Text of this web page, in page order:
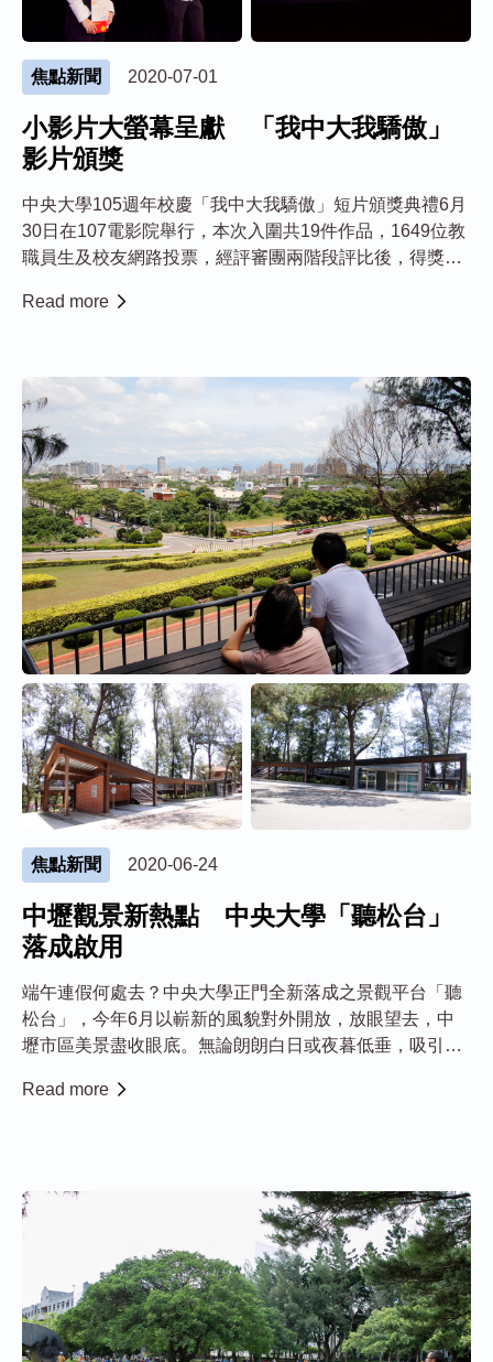
焦點新聞 2020-07-01
小影片大螢幕呈獻 「我中大我驕傲」
影片頒獎
中央大學105週年校慶「我中大我驕傲」短片頒獎典禮6月
30日在107電影院舉行，本次入圍共19件作品，1649位教
職員生及校友網路投票，經評審團兩階段評比後，得獎前
不全是美好的大學回憶》。 中央大學校長周景揚表示，
Read more
焦點新聞 2020-06-24
中壢觀景新熱點 中央大學「聽松台」
落成啟用
端午連假何處去？中央大學正門全新落成之景觀平台「聽
松台」，今年6月以嶄新的風貌對外開放，放眼望去，中
壢市區美景盡收眼底。無論朗朗白日或夜暮低垂，吸引眾
學以「松」立校，遍植松樹，校內約有1,500棵松樹，象徵
Read more